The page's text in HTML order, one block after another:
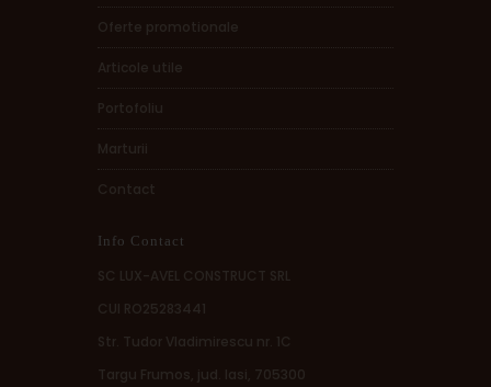
Oferte promotionale
Articole utile
Portofoliu
Marturii
Contact
Info Contact
SC LUX-AVEL CONSTRUCT SRL
CUI RO25283441
Str. Tudor Vladimirescu nr. 1C
Targu Frumos, jud. Iasi, 705300